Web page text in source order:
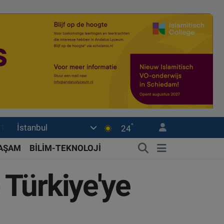
İstanbul 24°
BİLİM-TEKNOLOJİ